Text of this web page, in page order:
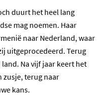
duurt het heel lang
mag noemen. Haar
naar Nederland, waar
uitgeprocedeerd. Terug
Na vijf jaar keert het
zusje, terug naar
kans.